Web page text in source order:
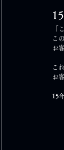
「
こ
お
こ
お
15